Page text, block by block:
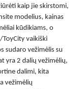
kaip jie skirstomi,
modelius, kainas
kūdikiams, o
ToyCity vaikiški
sudaro vežimėlis su
yra 2 dalių vežimėlių,
dalimi, kita
vežimėlių